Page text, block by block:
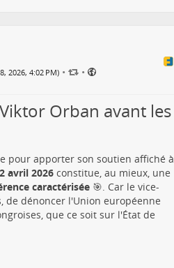
2026, 4:02 PM) • •
Orban avant les
pour apporter son soutien affiché à
avril 2026constitue, au mieux, une
caractérisée🎯. Car le vice-
de dénoncer l'Union européenne
que ce soit sur l'État de